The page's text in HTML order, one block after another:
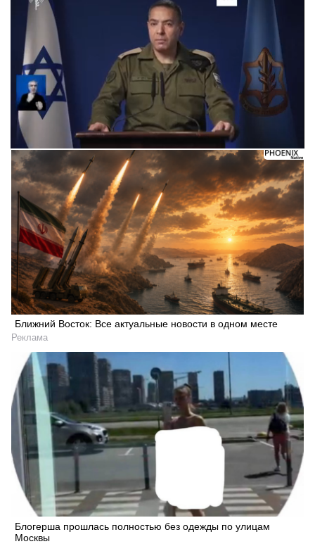
Следующее видео через 5 Отмена
Ближний Восток: Все актуальные новости в одном месте
Реклама
Блогерша прошлась полностью без одежды по улицам
Москвы